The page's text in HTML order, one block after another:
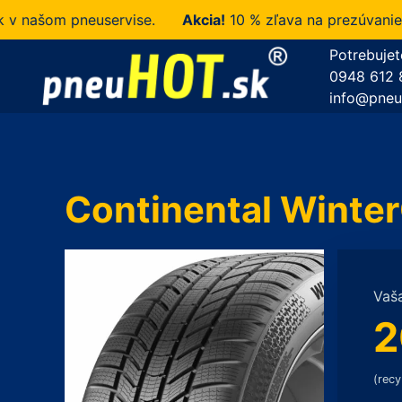
pneuservise. Akcia!10 % zľava na prezúvanie u
0948 612
Continental